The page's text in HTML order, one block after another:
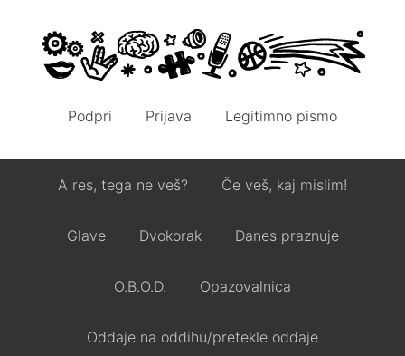
Podpri Prijava Legitimno pismo
A res, tega ne veš? Če veš, kaj mislim!
Glave Dvokorak Danes praznuje
O.B.O.D. Opazovalnica
Oddaje na oddihu/pretekle oddaje